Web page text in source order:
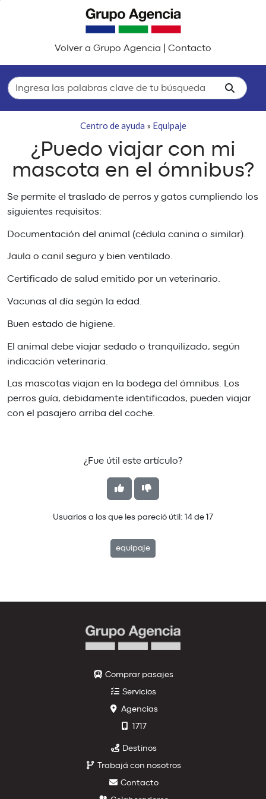
Volver a Grupo Agencia Contacto
Centro de ayuda » Equipaje
¿Puedo viajar con mi
mascota en el ómnibus?
Se permite el traslado de perros y gatos cumpliendo los
siguientes requisitos:
Documentación del animal (cédula canina o similar).
Jaula o canil seguro y bien ventilado.
Certificado de salud emitido por un veterinario.
Vacunas al día según la edad.
Buen estado de higiene.
El animal debe viajar sedado o tranquilizado, según
indicación veterinaria.
Las mascotas viajan en la bodega del ómnibus. Los
perros guía, debidamente identificados, pueden viajar
con el pasajero arriba del coche.
¿Fue útil este artículo?
Usuarios a los que les pareció útil: 14 de 17
equipaje
Comprar pasajes
Servicios
Agencias
1717
Destinos
Trabajá con nosotros
Contacto